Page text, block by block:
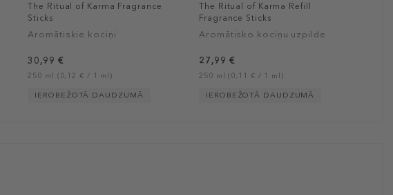
The Ritual of Karma Fragrance
Sticks
Aromātiskie kociņi
30,99 €
250 ml (0,12 € / 1 ml)
IEROBEŽOTĀ DAUDZUMĀ
The Ritual of Karma Refill
Fragrance Sticks
Aromātisko kociņu uzpilde
27,99 €
250 ml (0,11 € / 1 ml)
IEROBEŽOTĀ DAUDZUMĀ